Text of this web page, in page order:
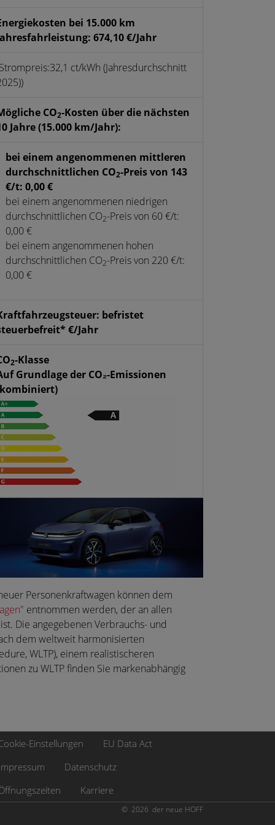
bei 15.000 km
674,10 €/Jahr
ct/kWh (Jahresdurchschnitt
CO2-Kosten über die nächsten
Jahre (15.000 km/Jahr):
bei einem angenommenen mittleren
durchschnittlichen CO2-Preis von 143
€/t: 0,00 €
bei einem angenommenen niedrigen
durchschnittlichen CO2-Preis von 60 €/t:
0,00 €
bei einem angenommenen hohen
durchschnittlichen CO2-Preis von 220 €/t:
0,00 €
befristet
€/Jahr
2-Klasse
Grundlage der CO₂-Emissionen
Personenkraftwagen können dem
entnommen werden, der an allen
Die angegebenen Verbrauchs- und
dem weltweit harmonisierten
WLTP), einem realistischeren
zu WLTP finden Sie markenabhängig
Einstellungen
EU Data Act
Datenschutz
Karriere
© 2026 der neue HOFF